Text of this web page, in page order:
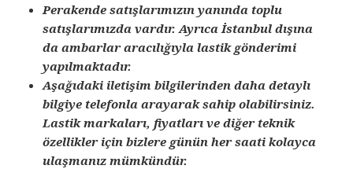
Perakende satışlarımızın yanında toplu
satışlarımızda vardır. Ayrıca İstanbul dışına
da ambarlar aracılığıyla lastik gönderimi
yapılmaktadır.
Aşağıdaki iletişim bilgilerinden daha detaylı
bilgiye telefonla arayarak sahip olabilirsiniz.
Lastik markaları, fiyatları ve diğer teknik
özellikler için bizlere günün her saati kolayca
ulaşmanız mümkündür.